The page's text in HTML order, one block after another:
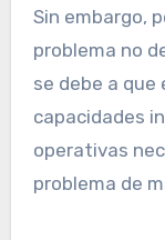
Sin embargo,
problema no
se debe a que
capacidades
operativas
problema de